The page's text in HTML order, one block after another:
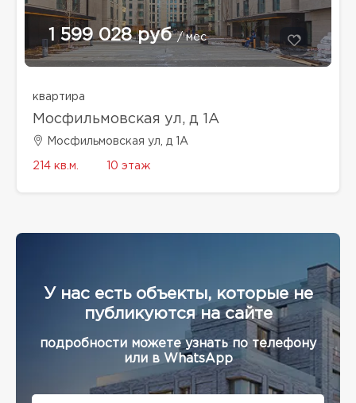
1 599 028 руб/ мес
квартира
Мосфильмовская ул, д 1А
Мосфильмовская ул, д 1А
214 кв.м. 10 этаж
У нас есть объекты, которые не
публикуются на сайте
подробности можете узнать по телефону
или в WhatsApp